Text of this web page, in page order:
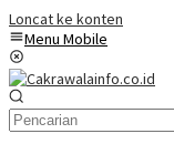
Loncat ke konten
Menu Mobile